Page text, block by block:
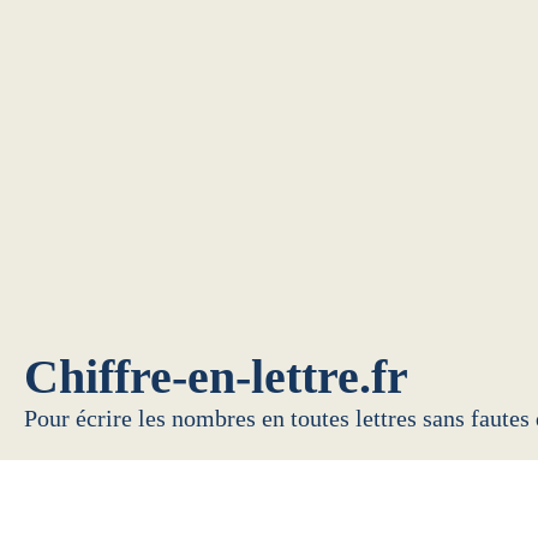
Chiffre-en-lettre.fr
Pour écrire les nombres en toutes lettres sans